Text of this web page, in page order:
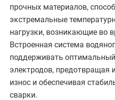
прочных материалов,
экстремальные
нагрузки, возникающие во
Встроенная система
поддерживать
электродов, предотвращая
износ и обеспечивая
сварки.